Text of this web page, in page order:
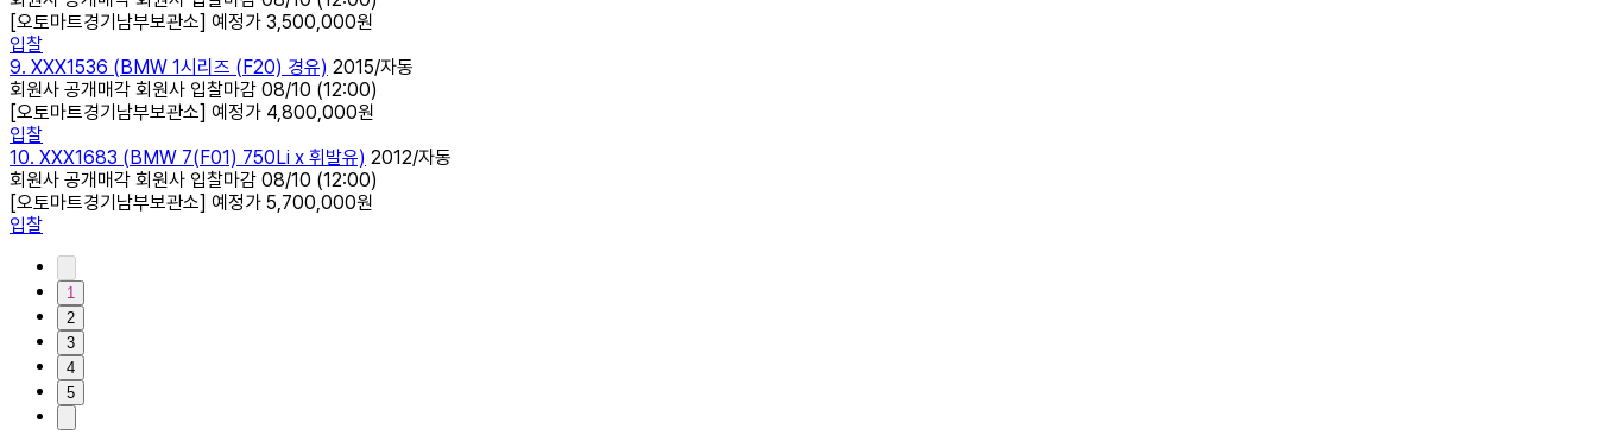
[오토마트경기남부보관소] 예정가 3,500,000원
입찰
9. XXX1536 (BMW 1시리즈 (F20) 경유) 2015/자동
회원사 공개매각 회원사 입찰마감 08/10 (12:00)
[오토마트경기남부보관소] 예정가 4,800,000원
입찰
10. XXX1683 (BMW 7(F01) 750Li x 휘발유) 2012/자동
회원사 공개매각 회원사 입찰마감 08/10 (12:00)
[오토마트경기남부보관소] 예정가 5,700,000원
입찰
1
2
3
4
5